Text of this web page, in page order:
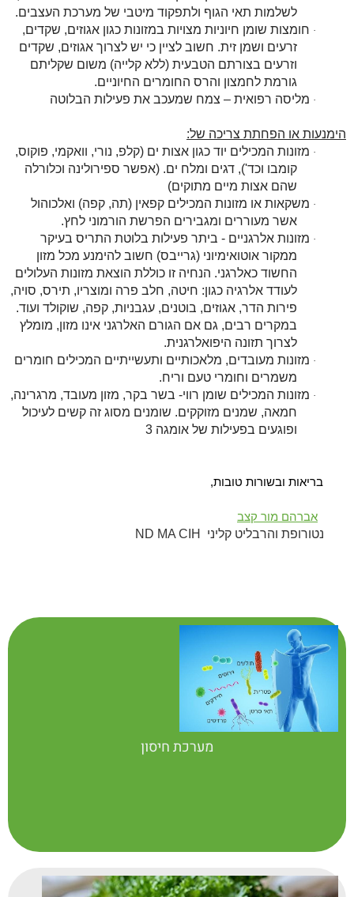
לשלמות תאי הגוף ולתפקוד מיטבי של מערכת העצבים.
· חומצות שומן חיוניות מצויות במזונות כגון אגוזים, שקדים,
זרעים ושמן זית. חשוב לציין כי יש לצרוך אגוזים, שקדים
וזרעים בצורתם הטבעית (ללא קלייה) משום שקליתם
גורמת לחמצון והרס החומרים החיוניים.
· מליסה רפואית – צמח שמעכב את פעילות הבלוטה
הימנעות או הפחתת צריכה של:
· מזונות המכילים יוד כגון אצות ים (קלפ, נורי, וואקמי, פוקוס,
קומבו וכד'), דגים ומלח ים. (אפשר ספירולינה וכלורלה
שהם אצות מיים מתוקים)
· משקאות או מזונות המכילים קפאין (תה, קפה) ואלכוהול
אשר מעוררים ומגבירים הפרשת הורמוני לחץ.
· מזונות אלרגניים - ביתר פעילות בלוטת התריס בעיקר
ממקור אוטואימיוני (גרייבס) חשוב להימנע מכל מזון
החשוד כאלרגני. הנחיה זו כוללת הוצאת מזונות העלולים
לעודד אלרגיה כגון: חיטה, חלב פרה ומוצריו, תירס, סויה,
פירות הדר, אגוזים, בוטנים, עגבניות, קפה, שוקולד ועוד.
במקרים רבים, גם אם הגורם האלרגני אינו מזון, מומלץ
לצרוך תזונה היפואלרגנית.
· מזונות מעובדים, מלאכותיים ותעשייתיים המכילים חומרים
משמרים וחומרי טעם וריח.
· מזונות המכילים שומן רווי- בשר בקר, מזון מעובד, מרגרינה,
חמאה, שמנים מזוקקים. שומנים מסוג זה קשים לעיכול
ופוגעים בפעילות של אומגה 3
בריאות ובשורות טובות,
אברהם מור קצב
נטורופת והרבליט קליני ND MA CIH
מערכת חיסון